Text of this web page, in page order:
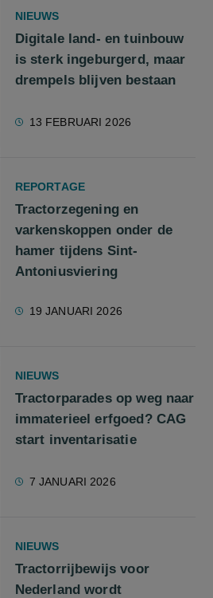
NIEUWS
Digitale land- en tuinbouw
is sterk ingeburgerd, maar
drempels blijven bestaan
13 FEBRUARI 2026
REPORTAGE
Tractorzegening en
varkenskoppen onder de
hamer tijdens Sint-
Antoniusviering
19 JANUARI 2026
NIEUWS
Tractorparades op weg naar
immaterieel erfgoed? CAG
start inventarisatie
7 JANUARI 2026
NIEUWS
Tractorrijbewijs voor
Nederland wordt